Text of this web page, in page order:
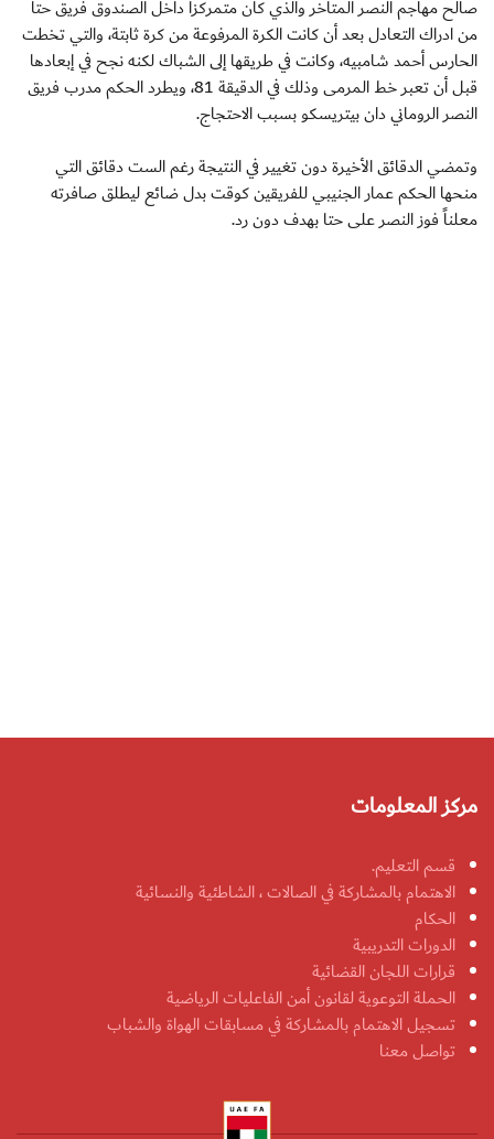
صالح مهاجم النصر المتأخر والذي كان متمركزاً داخل الصندوق فريق حتا
من ادراك التعادل بعد أن كانت الكرة المرفوعة من كرة ثابتة، والتي تخطت
الحارس أحمد شامبيه، وكانت في طريقها إلى الشباك لكنه نجح في إبعادها
قبل أن تعبر خط المرمى وذلك في الدقيقة 81، ويطرد الحكم مدرب فريق
النصر الروماني دان بيتريسكو بسبب الاحتجاج.
وتمضي الدقائق الأخيرة دون تغيير في النتيجة رغم الست دقائق التي
منحها الحكم عمار الجنيبي للفريقين كوقت بدل ضائع ليطلق صافرته
معلناً فوز النصر على حتا بهدف دون رد.
مركز المعلومات
قسم التعليم.
الاهتمام بالمشاركة في الصالات ، الشاطئية والنسائية
الحكام
الدورات التدريبية
قرارات اللجان القضائية
الحملة التوعوية لقانون أمن الفاعليات الرياضية
تسجيل الاهتمام بالمشاركة في مسابقات الهواة والشباب
تواصل معنا